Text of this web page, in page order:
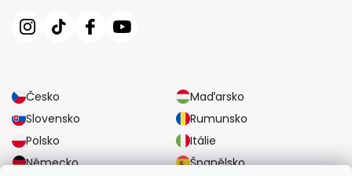
Česko
Maďarsko
Slovensko
Rumunsko
Polsko
Itálie
Německo
Španělsko